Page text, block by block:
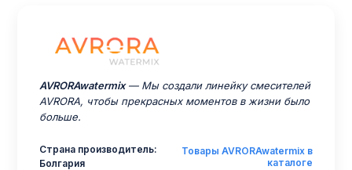
AVRORAwatermix— Мы создали линейку смесителей
AVRORA, чтобы прекрасных моментов в жизни было
больше.
Страна производитель:
Болгария
Товары AVRORAwatermix в
каталоге